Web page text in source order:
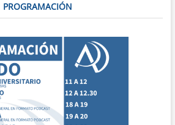
PROGRAMACIÓN